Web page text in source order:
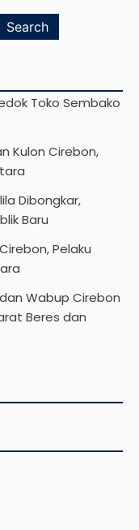
Toko Sembako
Kulon Cirebon,
Dibongkar,
Baru
Pelaku
Wabup Cirebon
Beres dan